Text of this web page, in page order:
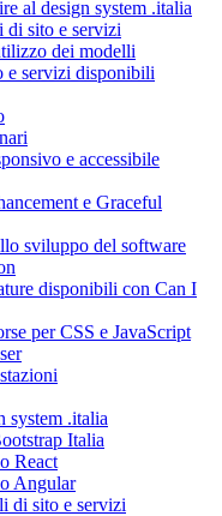
al design system .italia
di sito e servizi
dei modelli
e servizi disponibili
e accessibile
e Graceful
sviluppo del software
disponibili con Can I
per CSS e JavaScript
system .italia
Italia
React
Angular
di sito e servizi